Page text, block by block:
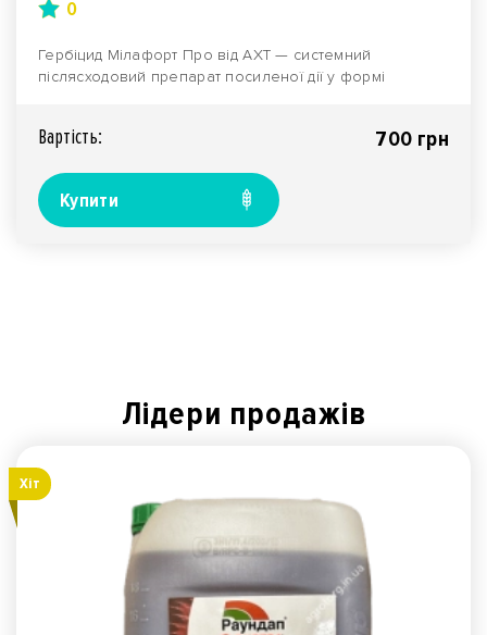
0
Гербіцид Мілафорт Про від АХТ — системний
післясходовий препарат посиленої дії у формі
Вартiсть: 700 грн
Купити
Лідери продажів
Хiт